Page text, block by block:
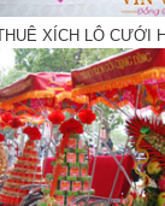
XÍCH LÔ CƯỚI